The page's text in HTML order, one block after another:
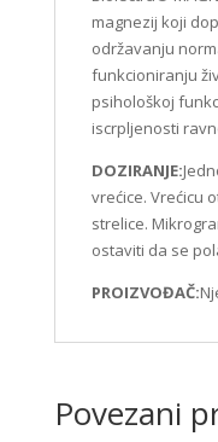
magnezij koji
održavanju
funkcioniranju
psihološkoj
iscrpljenosti
DOZIRANJE:
vrećice. Vrećicu
strelice.
ostaviti da se
PROIZVOĐAČ:
Povezani